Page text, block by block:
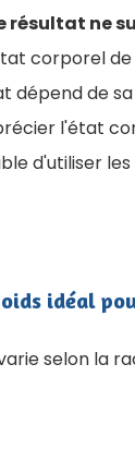
résultat ne
corporel de
dépend de
l'état
d'utiliser
idéal
selon la